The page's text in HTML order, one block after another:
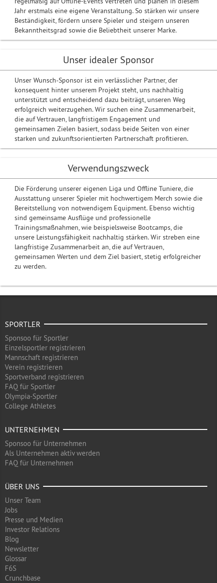
Jahr erstmals eine eigene Veranstaltung. So stärken wir unsere
Beständigkeit, fördern unsere Spieler und steigern unseren
Bekanntheitsgrad sowie die Beliebtheit unserer Marke.
Unser idealer Sponsor
Unser Wunsch-Sponsor ist ein verlässlicher Partner, der
konsequent hinter unserem Projekt steht, uns nachhaltig
unterstützt und entscheidend dazu beiträgt, unseren Weg
erfolgreich weiterzugehen. Wir suchen eine Zusammenarbeit,
die auf Vertrauen, langfristigem Engagement und
gemeinsamen Zielen basiert, sodass beide Seiten von einer
starken und zukunftsorientierten Partnerschaft profitieren.
Verwendungszweck
Die Förderung unserer eigenen Liga und Offline Tuniere, die
Ausstattung unserer Spieler mit hochwertigem Merch sowie die
Bereitstellung von notwendigem Equipment. Ebenso wichtig
sind gemeinsame Ausflüge und professionelle
Trainingsmaßnahmen, wie beispielsweise Bootcamps, die
unsere Leistungsfähigkeit nachhaltig stärken. Wir streben eine
langfristige Zusammenarbeit an, die auf Vertrauen,
gemeinsamen Werten und dem Ziel basiert, stetig erfolgreicher
zu werden.
SPORTLER
Sponsoo für Sportler
Einzelsportler registrieren
Mannschaft registrieren
Verein registrieren
Sportverband registrieren
FAQ für Sportler
Olympia-Sportler
College Athletes
UNTERNEHMEN
Sponsoo für Unternehmen
Als Unternehmen aktiv werden
FAQ für Unternehmen
ÜBER UNS
Unser Team
Jobs
Presse und Medien
Investor Relations
Blog
Newsletter
Glossar
F6S
Crunchbase